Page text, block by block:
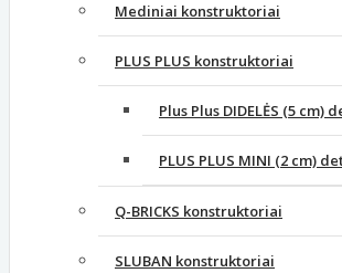
Mediniai konstruktoriai
PLUS PLUS konstruktoriai
Plus Plus DIDELĖS (5 cm)
PLUS PLUS MINI (2 cm)
Q-BRICKS konstruktoriai
SLUBAN konstruktoriai